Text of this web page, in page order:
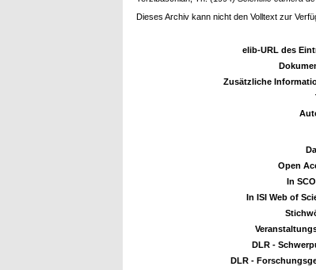
Dieses Archiv kann nicht den Volltext zur
elib-URL des
Zusätzliche
Open
In
In ISI Web of
DLR -
DLR -